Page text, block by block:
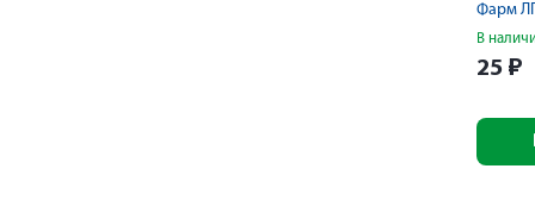
Фарм
В
25 ₽